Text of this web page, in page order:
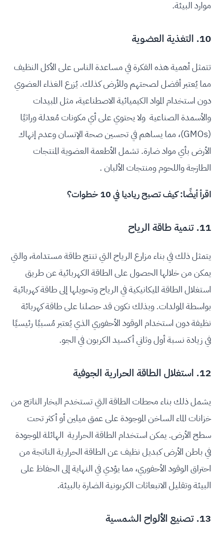
موارد البيئة.
10. التغذية العضوية
تتمثل أهمية هذه الفكرة في مساعدة الناس على الأكل النظيف
مما يُعتبر أفضل لصحتهم وللأرض كذلك. يُزرع الغذاء العضوي
دون استخدام المواد الكيميائية الاصطناعية، مثل المبيدات
والأسمدة الصناعية ولا يحتوي على أي مكونات مُعدلة وراثيًا
(GMOs)، مما يساهم في تحسين صحة الإنسان وعدم إنهاك
الأرض بأي مواد ضارة. تشمل الأطعمة العضوية المنتجات
الطازجة واللحوم ومنتجات الألبان .
اقرأ أيضًا:كيف تصبح رياديا في 10 خطوات؟
11. تنمية طاقة الرياح
يتمثل ذلك في بناء مزارع الرياح التي تنتج طاقة مستدامة، والتي
يمكن من خلالها الحصول على الطاقة الكهربائية عن طريق
استغلال الطاقة الميكانيكية في الرياح وتحويلها إلى طاقة كهربائية
بواسطة المولدات. وبذلك نكون قد حصلنا على طاقة كهربائة
نظيفة دون استخدام الوقود الأحفوري الذي يُعتبر مُسببًا رئيسيًا
في زيادة نسبة أول وثاني أكسيد الكربون في الجو.
12. استغلال الطاقة الحرارية الجوفية
يشمل ذلك بناء محطات الطاقة التي تستخدم البخار الناتج من
خزانات الماء الساخن الموجودة على عمق ميلين أو أكثر تحت
سطح الأرض. يمكن استخدام الطاقة الحرارية الهائلة الموجودة
في باطن الأرض كبديل نظيف عن الطاقة الحرارية الناتجة من
احتراق الوقود الأحفوري، مما يؤدي في النهاية إلى الحفاظ على
البيئة وتقليل الانبعاثات الكربونية الضارة بالبيئة.
13. تصنيع الألواح الشمسية